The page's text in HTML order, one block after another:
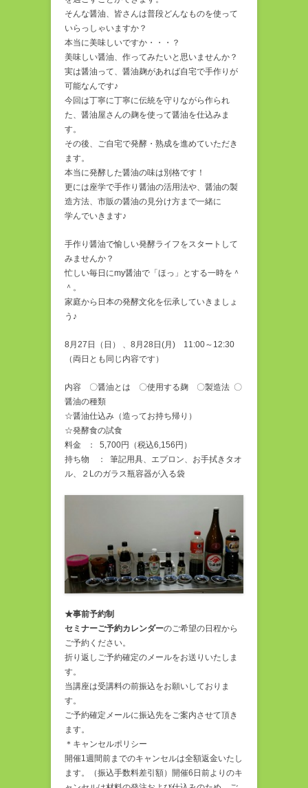
そんな醤油、皆さんは普段どんなものを使って
いらっしゃいますか？
本当に美味しいですか・・・？
美味しい醤油、作ってみたいと思いませんか？
実は醤油って、醤油麹があれば自宅で手作りが
可能なんです♪
今回は丁寧に丁寧に伝統を守りながら作られ
た、醤油屋さんの麹を使って醤油を仕込みま
す。
その後、ご自宅で発酵・熟成を進めていただき
ます。
本当に発酵した醤油の味は別格です！
更には座学で手作り醤油の活用法や、醤油の製
造方法、市販の醤油の見分け方まで一緒に
学んでいきます♪
手作り醤油で愉しい発酵ライフをスタートして
みませんか？
忙しい毎日にmy醤油で「ほっ」とする一時を＾
＾。
家庭から日本の発酵文化を伝承していきましょ
う♪
8月27日（日） 、8月28日(月) 11:00～12:30
（両日とも同じ内容です）
内容 〇醤油とは 〇使用する麹 〇製造法 〇
醤油の種類
☆醤油仕込み（造ってお持ち帰り）
☆発酵食の試食
料金 ： 5,700円（税込6,156円）
持ち物 ： 筆記用具、エプロン、お手拭きタオ
ル、２Lのガラス瓶容器が入る袋
★事前予約制
セミナーご予約カレンダーのご希望の日程から
ご予約ください。
折り返しご予約確定のメールをお送りいたしま
す。
当講座は受講料の前振込をお願いしておりま
す。
ご予約確定メールに振込先をご案内させて頂き
ます。
＊キャンセルポリシー
開催1週間前までのキャンセルは全額返金いたし
ます。（振込手数料差引額）開催6日前よりのキ